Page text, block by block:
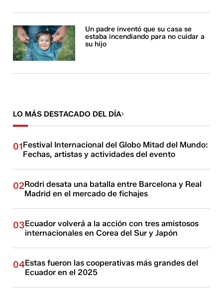
Un padre inventó que su casa se
estaba incendiando para no cuidar a
su hijo
LO MÁS DESTACADO DEL DÍA
01Festival Internacional del Globo Mitad del Mundo:
Fechas, artistas y actividades del evento
02Rodri desata una batalla entre Barcelona y Real
Madrid en el mercado de fichajes
03Ecuador volverá a la acción con tres amistosos
internacionales en Corea del Sur y Japón
04Estas fueron las cooperativas más grandes del
Ecuador en el 2025